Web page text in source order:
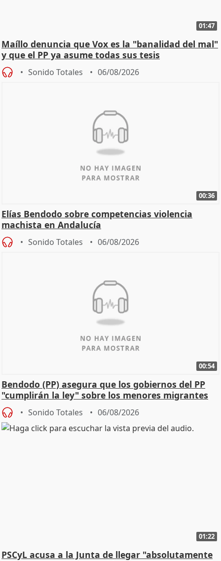
01:47
Maíllo denuncia que Vox es la "banalidad del mal"
y que el PP ya asume todas sus tesis
Sonido Totales 06/08/2026
00:36
Elías Bendodo sobre competencias violencia
machista en Andalucía
Sonido Totales 06/08/2026
00:54
Bendodo (PP) asegura que los gobiernos del PP
"cumplirán la ley" sobre los menores migrantes
Sonido Totales 06/08/2026
01:22
PSCyL acusa a la Junta de llegar "absolutamente